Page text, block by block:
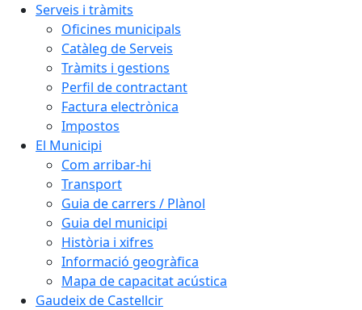
Serveis i tràmits
Oficines municipals
Catàleg de Serveis
Tràmits i gestions
Perfil de contractant
Factura electrònica
Impostos
El Municipi
Com arribar-hi
Transport
Guia de carrers / Plànol
Guia del municipi
Història i xifres
Informació geogràfica
Mapa de capacitat acústica
Gaudeix de Castellcir